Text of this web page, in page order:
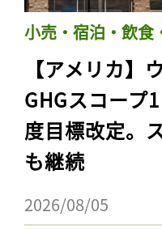
小売・宿泊・飲食
【アメリカ】
GHGスコープ
度目標改定。
も継続
2026/08/05